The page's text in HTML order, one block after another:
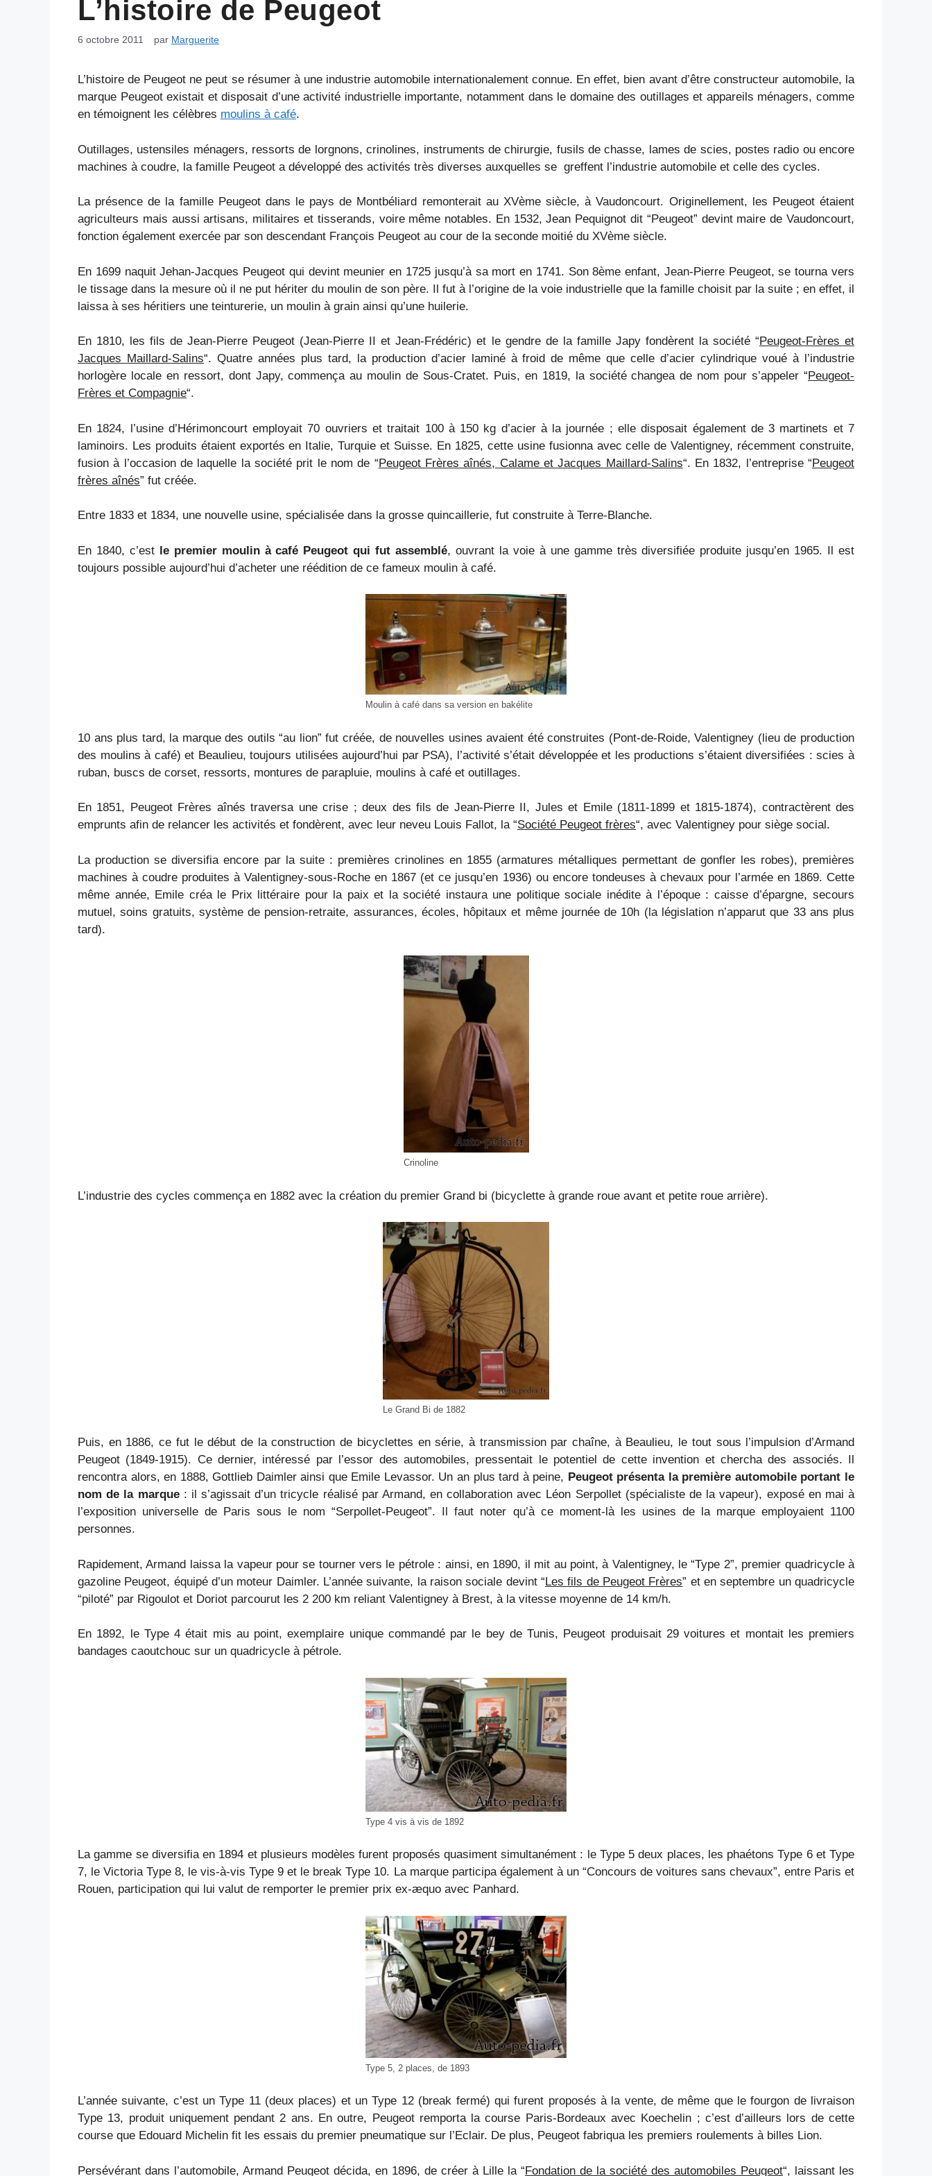
L’histoire de Peugeot
6 octobre 2011 par Marguerite
L’histoire de Peugeot ne peut se résumer à une industrie automobile internationalement connue. En effet, bien avant d’être constructeur automobile, la
marque Peugeot existait et disposait d’une activité industrielle importante, notamment dans le domaine des outillages et appareils ménagers, comme
en témoignent les célèbres moulins à café.
Outillages, ustensiles ménagers, ressorts de lorgnons, crinolines, instruments de chirurgie, fusils de chasse, lames de scies, postes radio ou encore
machines à coudre, la famille Peugeot a développé des activités très diverses auxquelles se greffent l’industrie automobile et celle des cycles.
La présence de la famille Peugeot dans le pays de Montbéliard remonterait au XVème siècle, à Vaudoncourt. Originellement, les Peugeot étaient
agriculteurs mais aussi artisans, militaires et tisserands, voire même notables. En 1532, Jean Pequignot dit “Peugeot” devint maire de Vaudoncourt,
fonction également exercée par son descendant François Peugeot au cour de la seconde moitié du XVème siècle.
En 1699 naquit Jehan-Jacques Peugeot qui devint meunier en 1725 jusqu’à sa mort en 1741. Son 8ème enfant, Jean-Pierre Peugeot, se tourna vers
le tissage dans la mesure où il ne put hériter du moulin de son père. Il fut à l’origine de la voie industrielle que la famille choisit par la suite ; en effet, il
laissa à ses héritiers une teinturerie, un moulin à grain ainsi qu’une huilerie.
En 1810, les fils de Jean-Pierre Peugeot (Jean-Pierre II et Jean-Frédéric) et le gendre de la famille Japy fondèrent la société “Peugeot-Frères et
Jacques Maillard-Salins“. Quatre années plus tard, la production d’acier laminé à froid de même que celle d’acier cylindrique voué à l’industrie
horlogère locale en ressort, dont Japy, commença au moulin de Sous-Cratet. Puis, en 1819, la société changea de nom pour s’appeler “Peugeot-
Frères et Compagnie“.
En 1824, l’usine d’Hérimoncourt employait 70 ouvriers et traitait 100 à 150 kg d’acier à la journée ; elle disposait également de 3 martinets et 7
laminoirs. Les produits étaient exportés en Italie, Turquie et Suisse. En 1825, cette usine fusionna avec celle de Valentigney, récemment construite,
fusion à l’occasion de laquelle la société prit le nom de “Peugeot Frères aînés, Calame et Jacques Maillard-Salins“. En 1832, l’entreprise “Peugeot
frères aînés” fut créée.
Entre 1833 et 1834, une nouvelle usine, spécialisée dans la grosse quincaillerie, fut construite à Terre-Blanche.
En 1840, c’est le premier moulin à café Peugeot qui fut assemblé, ouvrant la voie à une gamme très diversifiée produite jusqu’en 1965. Il est
toujours possible aujourd’hui d’acheter une réédition de ce fameux moulin à café.
Moulin à café dans sa version en bakélite
10 ans plus tard, la marque des outils “au lion” fut créée, de nouvelles usines avaient été construites (Pont-de-Roide, Valentigney (lieu de production
des moulins à café) et Beaulieu, toujours utilisées aujourd’hui par PSA), l’activité s’était développée et les productions s’étaient diversifiées : scies à
ruban, buscs de corset, ressorts, montures de parapluie, moulins à café et outillages.
En 1851, Peugeot Frères aînés traversa une crise ; deux des fils de Jean-Pierre II, Jules et Emile (1811-1899 et 1815-1874), contractèrent des
emprunts afin de relancer les activités et fondèrent, avec leur neveu Louis Fallot, la “Société Peugeot frères“, avec Valentigney pour siège social.
La production se diversifia encore par la suite : premières crinolines en 1855 (armatures métalliques permettant de gonfler les robes), premières
machines à coudre produites à Valentigney-sous-Roche en 1867 (et ce jusqu’en 1936) ou encore tondeuses à chevaux pour l’armée en 1869. Cette
même année, Emile créa le Prix littéraire pour la paix et la société instaura une politique sociale inédite à l’époque : caisse d’épargne, secours
mutuel, soins gratuits, système de pension-retraite, assurances, écoles, hôpitaux et même journée de 10h (la législation n’apparut que 33 ans plus
tard).
Crinoline
L’industrie des cycles commença en 1882 avec la création du premier Grand bi (bicyclette à grande roue avant et petite roue arrière).
Le Grand Bi de 1882
Puis, en 1886, ce fut le début de la construction de bicyclettes en série, à transmission par chaîne, à Beaulieu, le tout sous l’impulsion d’Armand
Peugeot (1849-1915). Ce dernier, intéressé par l’essor des automobiles, pressentait le potentiel de cette invention et chercha des associés. Il
rencontra alors, en 1888, Gottlieb Daimler ainsi que Emile Levassor. Un an plus tard à peine, Peugeot présenta la première automobile portant le
nom de la marque: il s’agissait d’un tricycle réalisé par Armand, en collaboration avec Léon Serpollet (spécialiste de la vapeur), exposé en mai à
l’exposition universelle de Paris sous le nom “Serpollet-Peugeot”. Il faut noter qu’à ce moment-là les usines de la marque employaient 1100
personnes.
Rapidement, Armand laissa la vapeur pour se tourner vers le pétrole : ainsi, en 1890, il mit au point, à Valentigney, le “Type 2”, premier quadricycle à
gazoline Peugeot, équipé d’un moteur Daimler. L’année suivante, la raison sociale devint “Les fils de Peugeot Frères” et en septembre un quadricycle
“piloté” par Rigoulot et Doriot parcourut les 2 200 km reliant Valentigney à Brest, à la vitesse moyenne de 14 km/h.
En 1892, le Type 4 était mis au point, exemplaire unique commandé par le bey de Tunis, Peugeot produisait 29 voitures et montait les premiers
bandages caoutchouc sur un quadricycle à pétrole.
Type 4 vis à vis de 1892
La gamme se diversifia en 1894 et plusieurs modèles furent proposés quasiment simultanément : le Type 5 deux places, les phaétons Type 6 et Type
7, le Victoria Type 8, le vis-à-vis Type 9 et le break Type 10. La marque participa également à un “Concours de voitures sans chevaux”, entre Paris et
Rouen, participation qui lui valut de remporter le premier prix ex-æquo avec Panhard.
Type 5, 2 places, de 1893
L’année suivante, c’est un Type 11 (deux places) et un Type 12 (break fermé) qui furent proposés à la vente, de même que le fourgon de livraison
Type 13, produit uniquement pendant 2 ans. En outre, Peugeot remporta la course Paris-Bordeaux avec Koechelin ; c’est d’ailleurs lors de cette
course que Edouard Michelin fit les essais du premier pneumatique sur l’Eclair. De plus, Peugeot fabriqua les premiers roulements à billes Lion.
Persévérant dans l’automobile, Armand Peugeot décida, en 1896, de créer à Lille la “Fondation de la société des automobiles Peugeot“, laissant les